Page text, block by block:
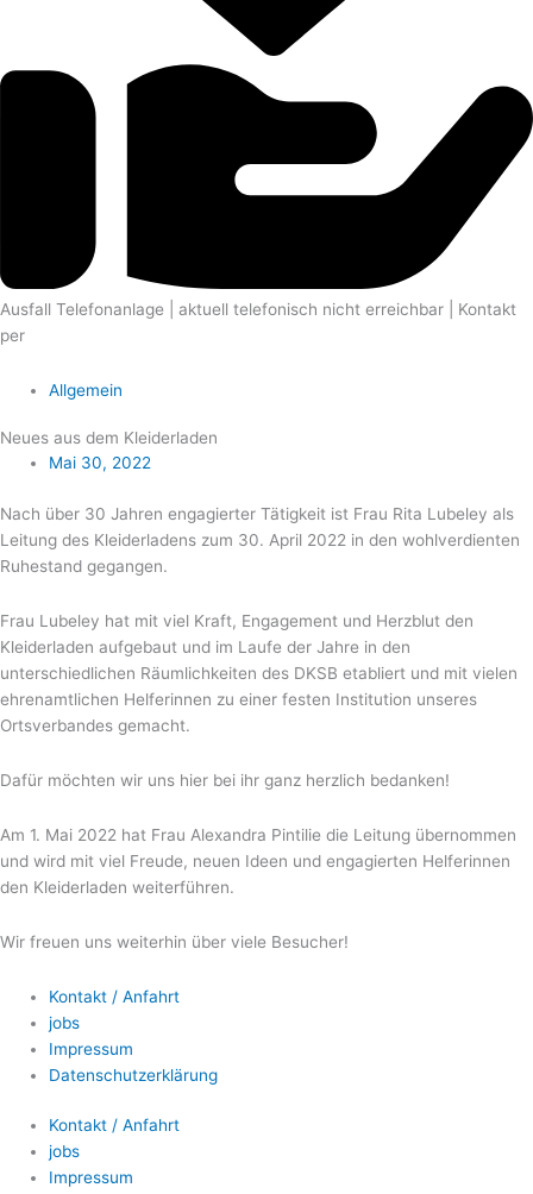
Ausfall Telefonanlage | aktuell telefonisch nicht erreichbar | Kontakt
per
Allgemein
Neues aus dem Kleiderladen
Mai 30, 2022
Nach über 30 Jahren engagierter Tätigkeit ist Frau Rita Lubeley als
Leitung des Kleiderladens zum 30. April 2022 in den wohlverdienten
Ruhestand gegangen.
Frau Lubeley hat mit viel Kraft, Engagement und Herzblut den
Kleiderladen aufgebaut und im Laufe der Jahre in den
unterschiedlichen Räumlichkeiten des DKSB etabliert und mit vielen
ehrenamtlichen Helferinnen zu einer festen Institution unseres
Ortsverbandes gemacht.
Dafür möchten wir uns hier bei ihr ganz herzlich bedanken!
Am 1. Mai 2022 hat Frau Alexandra Pintilie die Leitung übernommen
und wird mit viel Freude, neuen Ideen und engagierten Helferinnen
den Kleiderladen weiterführen.
Wir freuen uns weiterhin über viele Besucher!
Kontakt / Anfahrt
jobs
Impressum
Datenschutzerklärung
Kontakt / Anfahrt
jobs
Impressum